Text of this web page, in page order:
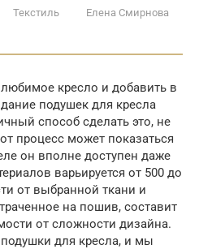
Текстиль Елена Смирнова
кресло и добавить в
подушек для кресла
способ сделать это, не
процесс может показаться
он вполне доступен даже
варьируется от 500 до
от выбранной ткани и
на пошив, составит
от сложности дизайна.
для кресла, и мы